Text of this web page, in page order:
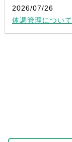
2026/07/26
体調管理について